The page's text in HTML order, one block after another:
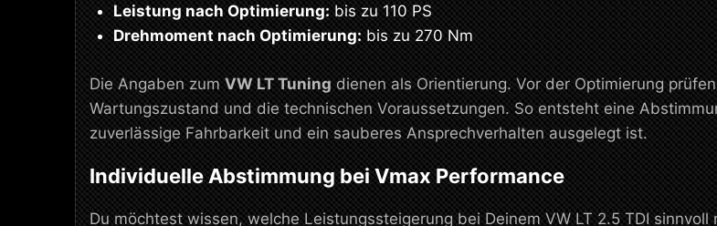
Leistung nach Optimierung: bis zu 110 PS
Drehmoment nach Optimierung: bis zu 270 Nm
Die Angaben zum VW LT Tuning dienen als Orientierung. Vor der Optimierung
Wartungszustand und die technischen Voraussetzungen. So entsteht eine
zuverlässige Fahrbarkeit und ein sauberes Ansprechverhalten ausgelegt ist.
Individuelle Abstimmung bei Vmax Performance
Du möchtest wissen, welche Leistungssteigerung bei Deinem VW LT 2.5 TDI